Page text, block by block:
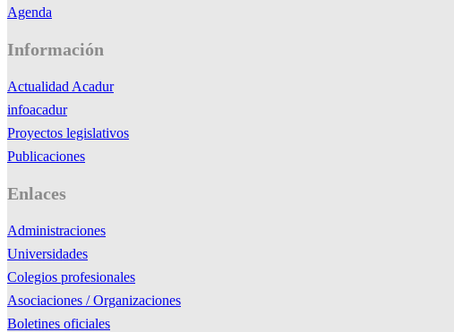
Agenda
Información
Actualidad Acadur
infoacadur
Proyectos legislativos
Publicaciones
Enlaces
Administraciones
Universidades
Colegios profesionales
Asociaciones / Organizaciones
Boletines oficiales